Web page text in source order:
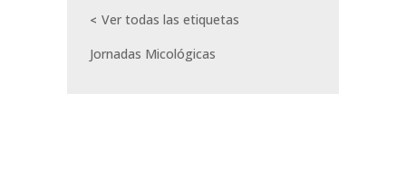
Ver todas las etiquetas
Jornadas Micológicas